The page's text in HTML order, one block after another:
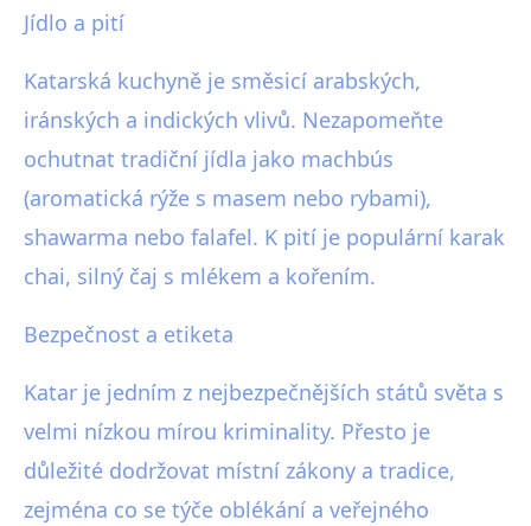
Jídlo a pití
Katarská kuchyně je směsicí arabských,
iránských a indických vlivů. Nezapomeňte
ochutnat tradiční jídla jako machbús
(aromatická rýže s masem nebo rybami),
shawarma nebo falafel. K pití je populární karak
chai, silný čaj s mlékem a kořením.
Bezpečnost a etiketa
Katar je jedním z nejbezpečnějších států světa s
velmi nízkou mírou kriminality. Přesto je
důležité dodržovat místní zákony a tradice,
zejména co se týče oblékání a veřejného